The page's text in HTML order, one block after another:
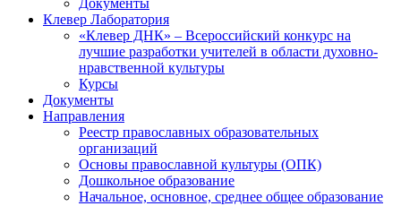
Документы
Клевер Лаборатория
«Клевер ДНК» – Всероссийский конкурс на
лучшие разработки учителей в области духовно-
нравственной культуры
Курсы
Документы
Направления
Реестр православных образовательных
организаций
Основы православной культуры (ОПК)
Дошкольное образование
Начальное, основное, среднее общее образование